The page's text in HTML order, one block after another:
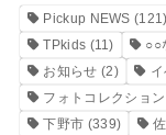
Pickup NEWS (121)
TPkids (11) ○○
お知らせ (2)
フォトコレクション
下野市 (339)